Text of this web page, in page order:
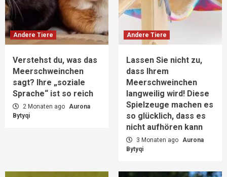
Andere Tiere
Verstehst du, was das
Meerschweinchen
sagt? Ihre „soziale
Sprache“ ist so reich
2 Monaten ago Aurona
Bytyqi
Andere Tiere
Lassen Sie nicht zu,
dass Ihrem
Meerschweinchen
langweilig wird! Diese
Spielzeuge machen es
so glücklich, dass es
nicht aufhören kann
3 Monaten ago Aurona
Bytyqi